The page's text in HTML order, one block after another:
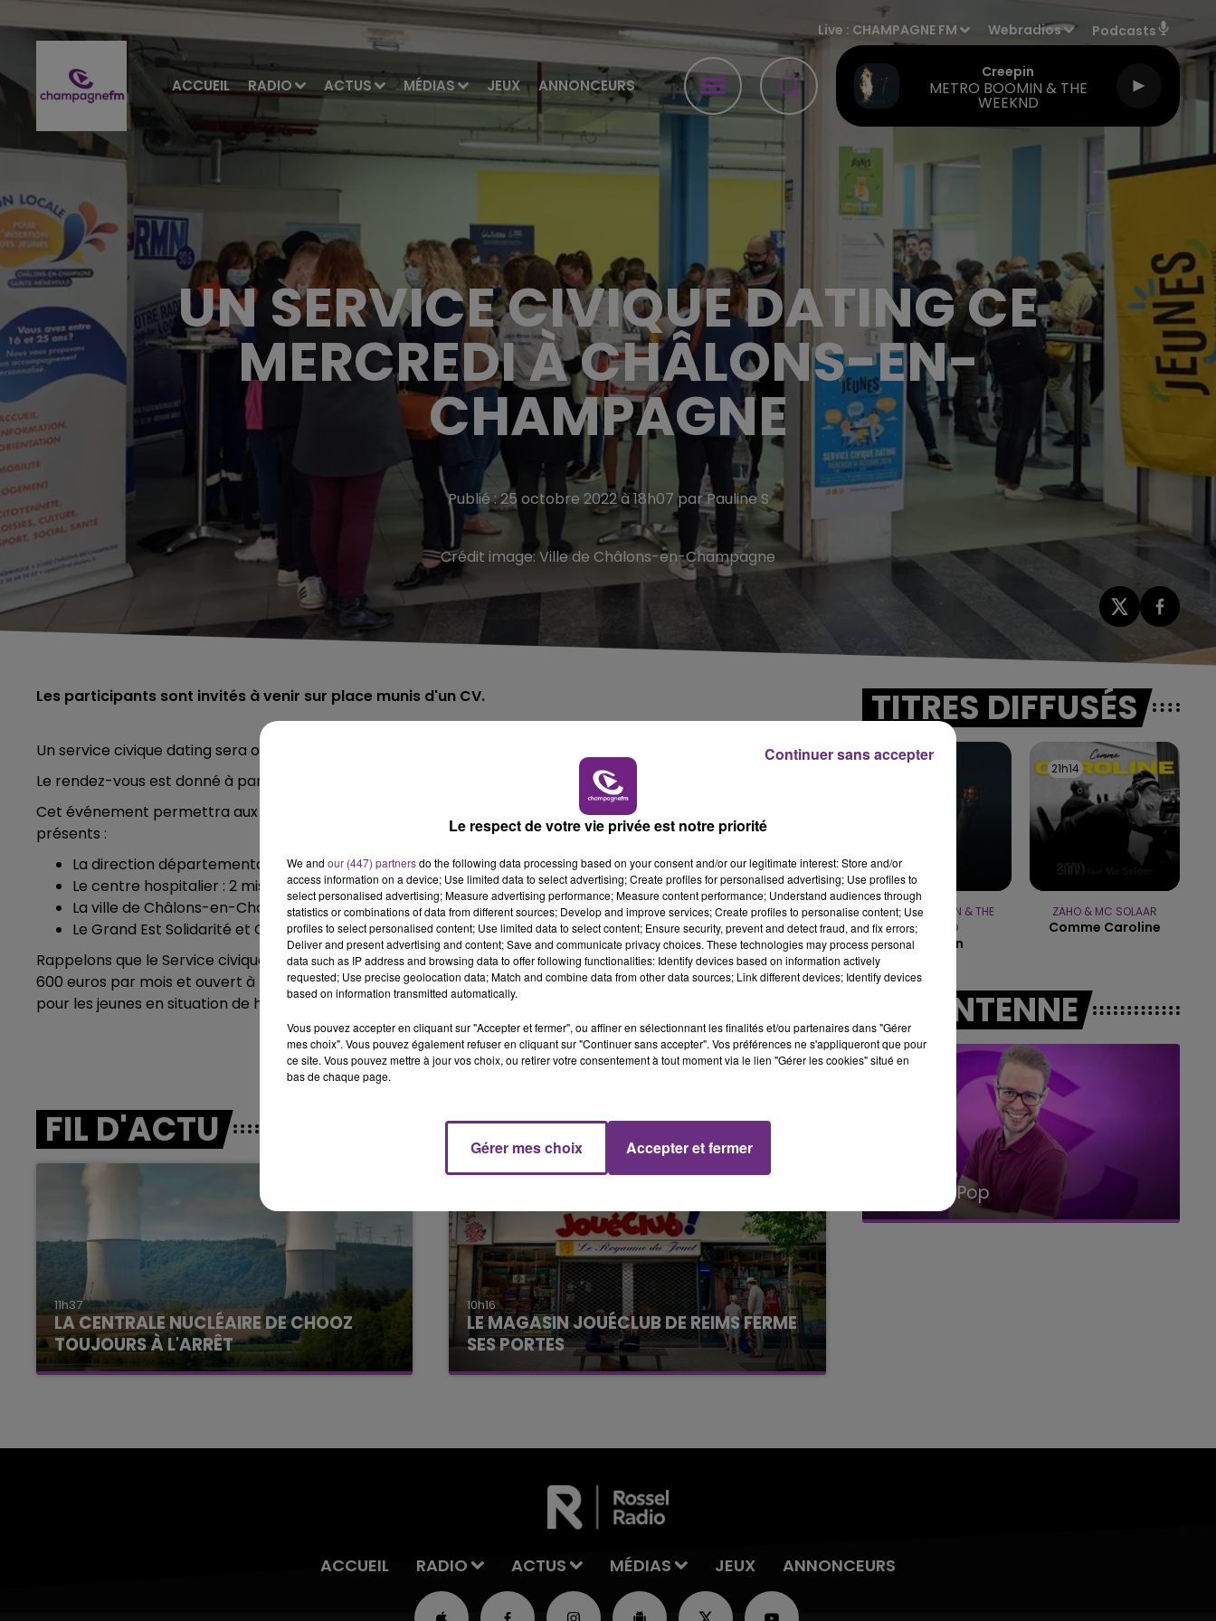
ACCUEIL RADIO ACTUS MÉDIAS JEUX ANNONCEURS
Live : CHAMPAGNE FM Webradios Podcasts
Creepin
METRO BOOMIN & THE
WEEKND
5h00 - 6h00
CHAMPAGNE FM
LA FAMILLE LE TICKET DE CAISSE
UN SERVICE CIVIQUE DATING CE
MERCREDI À CHÂLONS-EN-
CHAMPAGNE
Publié : 25 octobre 2022 à 18h07 par Pauline S
Crédit image:Ville de Châlons-en-Champagne
Les participants sont invités à venir sur place munis d'un CV.
Un service civique dating sera organisé ce mercredi 26 octobre à Châlons-en-Champagne.
Le rendez-vous est donné à partir de 17h, dans la Galerie de l’Hôtel de Ville.
Cet événement permettra aux jeunes de 16 à 25 ans d’échanger directement avec des recruteurs. Seront
présents :
La direction départementale des Finances publiques : 2 missions
Le centre hospitalier : 2 missions
La ville de Châlons-en-Champagne : 2 missions
Le Grand Est Solidarité et Coopération pour le Développement (GESCOD) : 1 mission
Rappelons que le Service civique est un engagement volontaire au service de l'intérêt général. C’est indemnisé
600 euros par mois et ouvert à tous les jeunes de 16 à 25 ans, sans condition de diplôme, étendu jusqu’à 30 ans
pour les jeunes en situation de handicap.
FIL D'ACTU
11h37
LA CENTRALE NUCLÉAIRE DE CHOOZ
TOUJOURS À L'ARRÊT
Cela fait déjà une semaine que la centrale
10h16
LE MAGASIN JOUÉCLUB DE REIMS FERME
SES PORTES
C'était l'une des institutions du centre-ville
TITRES DIFFUSÉS
METRO BOOMIN & THE
WEEKND
Creepin
21h14
21h14
ZAHO & MC SOLAAR
Comme Caroline
A L'ANTENNE
14h00 - 15h00 15h00 - 19h00
Le Club Champagne FM
ACCUEIL RADIO ACTUS MÉDIAS JEUX ANNONCEURS
Le respect de votre vie privée est notre priorité
We and our (447) partnersdo the following data processing based on your consent and/or our legitimate interest: Store and/or
access information on a device; Use limited data to select advertising; Create profiles for personalised advertising; Use profiles to
select personalised advertising; Measure advertising performance; Measure content performance; Understand audiences through
statistics or combinations of data from different sources; Develop and improve services; Create profiles to personalise content; Use
profiles to select personalised content; Use limited data to select content; Ensure security, prevent and detect fraud, and fix errors;
Deliver and present advertising and content; Save and communicate privacy choices. These technologies may process personal
data such as IP address and browsing data to offer following functionalities: Identify devices based on information actively
requested; Use precise geolocation data; Match and combine data from other data sources; Link different devices; Identify devices
based on information transmitted automatically.
Vous pouvez accepter en cliquant sur "Accepter et fermer", ou affiner en sélectionnant les finalités et/ou partenaires dans "Gérer
mes choix". Vous pouvez également refuser en cliquant sur "Continuer sans accepter". Vos préférences ne s'appliqueront que pour
ce site. Vous pouvez mettre à jour vos choix, ou retirer votre consentement à tout moment via le lien "Gérer les cookies" situé en
bas de chaque page.
Gérer mes choix Accepter et fermer
Continuer sans accepter